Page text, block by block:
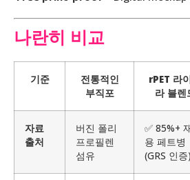
나란히 비교
기준
전통적인
부직포
rPET 라
라 블렌
자료
출처
버진 폴리
프로필렌
섬유
✅ 85%+
용 페트병
(GRS 인증)